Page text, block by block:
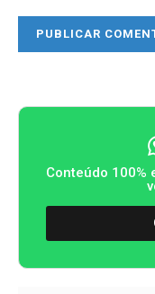
Conteúdo 100%